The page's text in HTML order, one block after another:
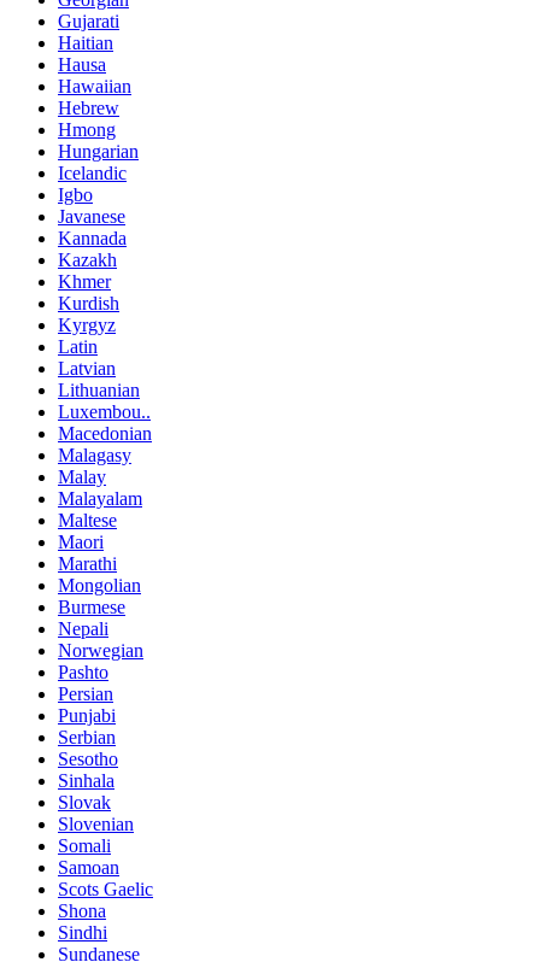
Gujarati
Haitian
Hausa
Hawaiian
Hebrew
Hmong
Hungarian
Icelandic
Igbo
Javanese
Kannada
Kazakh
Khmer
Kurdish
Kyrgyz
Latin
Latvian
Lithuanian
Luxembou..
Macedonian
Malagasy
Malay
Malayalam
Maltese
Maori
Marathi
Mongolian
Burmese
Nepali
Norwegian
Pashto
Persian
Punjabi
Serbian
Sesotho
Sinhala
Slovak
Slovenian
Somali
Samoan
Scots Gaelic
Shona
Sindhi
Sundanese